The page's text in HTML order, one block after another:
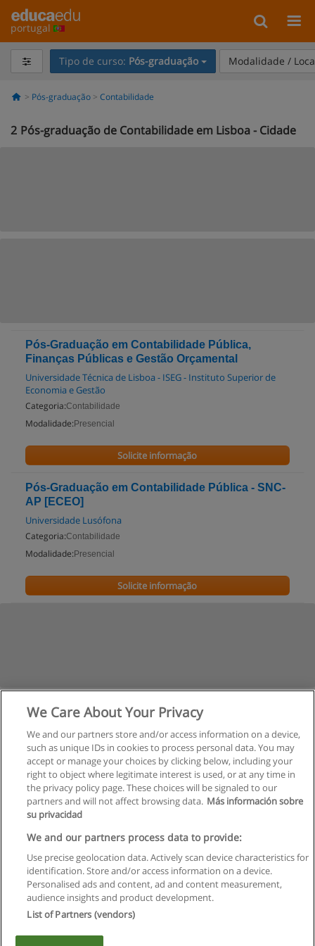
portugal
Tipo de curso: Pós-graduação Modalidade /
Pós-graduação Contabilidade
2 Pós-graduação de Contabilidade em Lisboa - Cidade
Pós-Graduação em Contabilidade Pública,
Finanças Públicas e Gestão Orçamental
Universidade Técnica de Lisboa - ISEG - Instituto Superior de
Economia e Gestão
Categoria:Contabilidade
Modalidade: Presencial
Solicite informação
Pós-Graduação em Contabilidade Pública - SNC-
AP [ECEO]
Universidade Lusófona
Categoria:Contabilidade
Modalidade: Presencial
Solicite informação
Regras de uso
Privacidade de dados
Entrar em contato com Educaedu
Copyright © Educaedu Business S.L. - CIF : B-95610580: -
We Care About Your Privacy
We and our partners store and/or access information on a device,
such as unique IDs in cookies to process personal data. You may
accept or manage your choices by clicking below, including your
right to object where legitimate interest is used, or at any time in
the privacy policy page. These choices will be signaled to our
partners and will not affect browsing data. Más información sobre
su privacidad
We and our partners process data to provide:
Use precise geolocation data. Actively scan device characteristics for
identification. Store and/or access information on a device.
Personalised ads and content, ad and content measurement,
audience insights and product development.
List of Partners (vendors)